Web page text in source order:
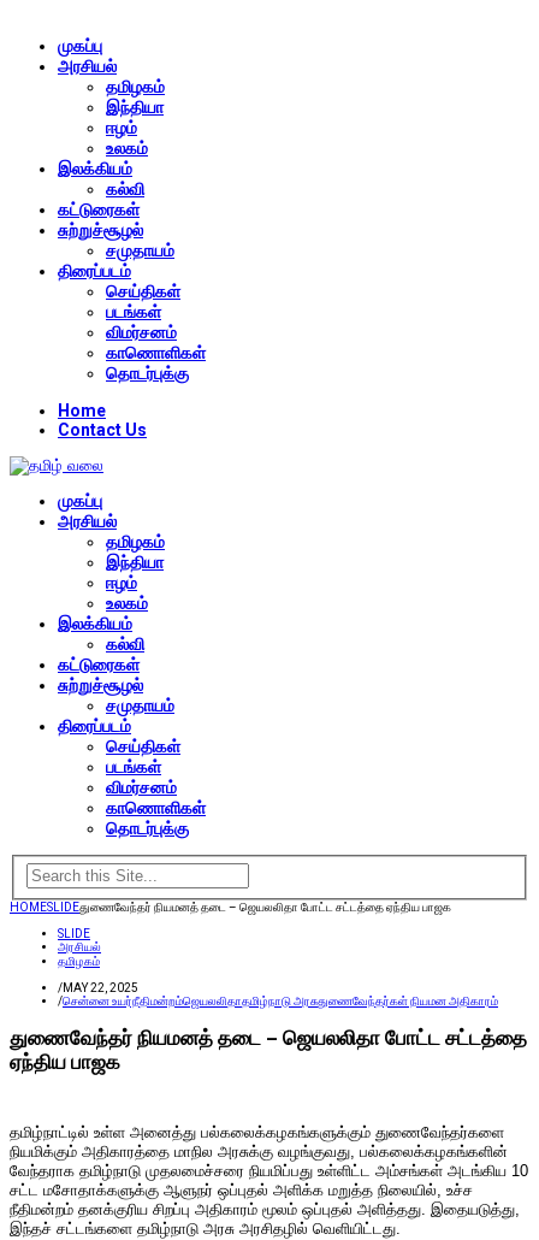
முகப்பு
அரசியல்
தமிழகம்
இந்தியா
ஈழம்
உலகம்
இலக்கியம்
கல்வி
கட்டுரைகள்
சுற்றுச்சூழல்
சமுதாயம்
திரைப்படம்
செய்திகள்
படங்கள்
விமர்சனம்
காணொளிகள்
தொடர்புக்கு
Home
Contact Us
முகப்பு
அரசியல்
தமிழகம்
இந்தியா
ஈழம்
உலகம்
இலக்கியம்
கல்வி
கட்டுரைகள்
சுற்றுச்சூழல்
சமுதாயம்
திரைப்படம்
செய்திகள்
படங்கள்
விமர்சனம்
காணொளிகள்
தொடர்புக்கு
HOMESLIDEதுணைவேந்தர் நியமனத் தடை – ஜெயலலிதா போட்ட சட்டத்தை ஏந்திய பாஜக
SLIDE
அரசியல்
தமிழகம்
/MAY 22, 2025
/சென்னை உயர்நீதிமன்றம்ஜெயலலிதாதமிழ்நாடு அரசுதுணைவேந்தர்கள் நியமன அதிகாரம்
துணைவேந்தர் நியமனத் தடை – ஜெயலலிதா போட்ட சட்டத்தை
ஏந்திய பாஜக
தமிழ்நாட்டில் உள்ள அனைத்து பல்கலைக்கழகங்களுக்கும் துணைவேந்தர்களை
நியமிக்கும் அதிகாரத்தை மாநில அரசுக்கு வழங்குவது, பல்கலைக்கழகங்களின்
வேந்தராக தமிழ்நாடு முதலமைச்சரை நியமிப்பது உள்ளிட்ட அம்சங்கள் அடங்கிய 10
சட்ட மசோதாக்களுக்கு ஆளுநர் ஒப்புதல் அளிக்க மறுத்த நிலையில், உச்ச
நீதிமன்றம் தனக்குரிய சிறப்பு அதிகாரம் மூலம் ஒப்புதல் அளித்தது. இதையடுத்து,
இந்தச் சட்டங்களை தமிழ்நாடு அரசு அரசிதழில் வெளியிட்டது.